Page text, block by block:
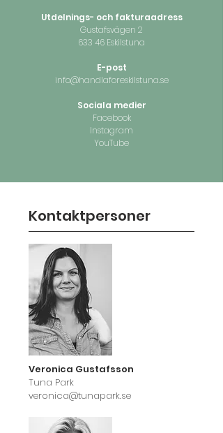
Utdelnings- och fakturaadress
Gustafsvägen 2
633 46 Eskilstuna
E-post
info@handlaforeskilstuna.se
Sociala medier
Facebook
Instagram
YouTube
Kontaktpersoner
Veronica Gustafsson
Tuna Park
veronica@tunapark.se